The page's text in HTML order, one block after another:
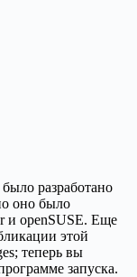
разработано
оно было
и openSUSE. Еще
этой
теперь вы
запуска.